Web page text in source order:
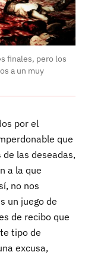
finales, pero los
a un muy
por el
que
las deseadas,
a la que
no nos
un juego de
de recibo que
tipo de
excusa,